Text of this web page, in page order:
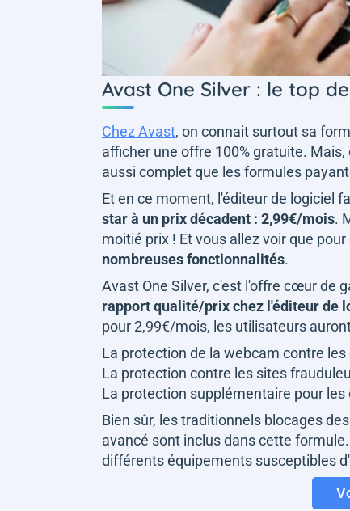
Avast One Silver : le top
Chez Avast, on connait surtout sa
afficher une offre 100% gratuite.
aussi complet que les formules
Et en ce moment, l'éditeur de logiciel
star à un prix décadent : 2,99€/mois.
moitié prix ! Et vous allez voir que
nombreuses fonctionnalités.
Avast One Silver, c'est l'offre cœur de
rapport qualité/prix chez l'éditeur de
pour 2,99€/mois, les utilisateurs
La protection de la webcam contre les
La protection contre les sites
La protection supplémentaire pour
Bien sûr, les traditionnels blocages
avancé sont inclus dans cette
différents équipements susceptibles